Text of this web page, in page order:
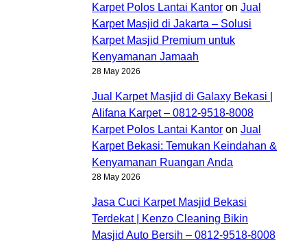
Karpet Polos Lantai Kantor on Jual
Karpet Masjid di Jakarta – Solusi
Karpet Masjid Premium untuk
Kenyamanan Jamaah
28 May 2026
Jual Karpet Masjid di Galaxy Bekasi |
Alifana Karpet – 0812-9518-8008
Karpet Polos Lantai Kantor on Jual
Karpet Bekasi: Temukan Keindahan &
Kenyamanan Ruangan Anda
28 May 2026
Jasa Cuci Karpet Masjid Bekasi
Terdekat | Kenzo Cleaning Bikin
Masjid Auto Bersih – 0812-9518-8008